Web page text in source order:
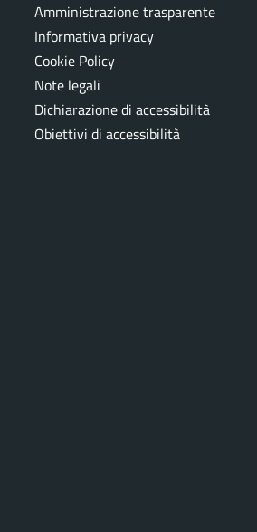
Amministrazione trasparente
Informativa privacy
Cookie Policy
Note legali
Dichiarazione di accessibilità
Obiettivi di accessibilità